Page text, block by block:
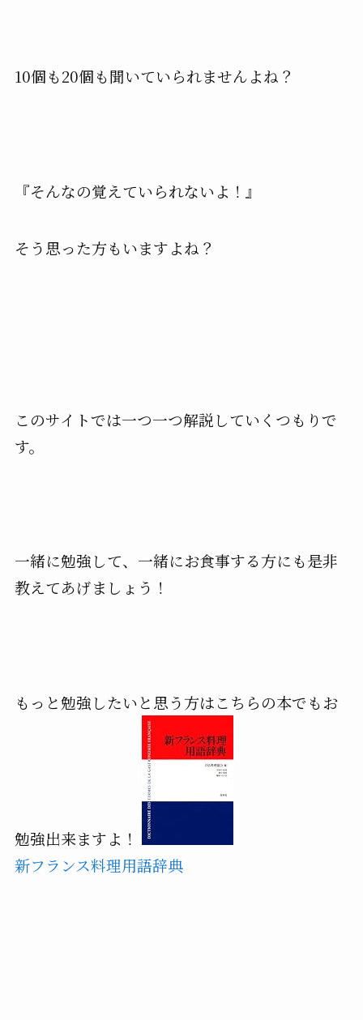
10個も20個も聞いていられませんよね？
『そんなの覚えていられないよ！』
そう思った方もいますよね？
このサイトでは一つ一つ解説していくつもりで
す。
一緒に勉強して、一緒にお食事する方にも是非
教えてあげましょう！
もっと勉強したいと思う方はこちらの本でもお
勉強出来ますよ！
新フランス料理用語辞典